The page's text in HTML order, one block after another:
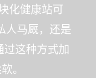
化健康站可
人马厩，还是
这种方式加
。